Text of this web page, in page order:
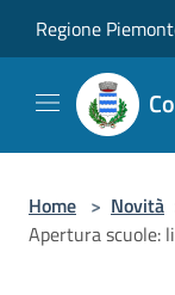
Regione
Home > Novità
Apertura scuole: